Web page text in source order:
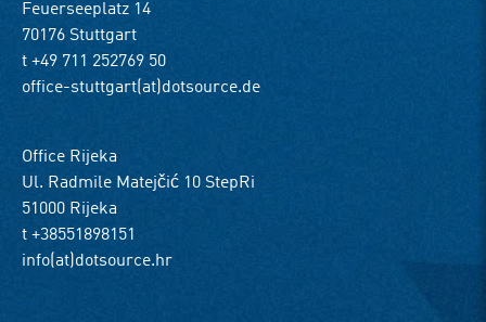
Feuerseeplatz 14
70176 Stuttgart
t +49 711 252769 50
office-stuttgart(at)dotsource.de
Office Rijeka
Ul. Radmile Matejčić 10 StepRi
51000 Rijeka
t +38551898151
info(at)dotsource.hr